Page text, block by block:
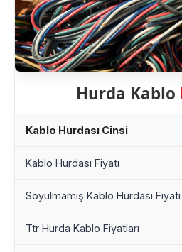
Hurda Kablo
Kablo Hurdası Cinsi
Kablo Hurdası Fiyatı
Soyulmamış Kablo Hurdası Fiyatı
Ttr Hurda Kablo Fiyatları